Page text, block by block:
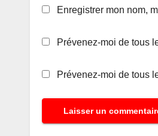
Enregistrer mon nom,
Prévenez-moi de tous
Prévenez-moi de tous